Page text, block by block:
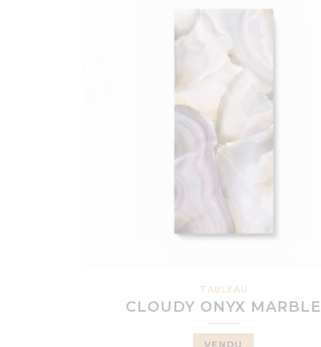
TABLEAU
CLOUDY ONYX MARBLE
VENDU